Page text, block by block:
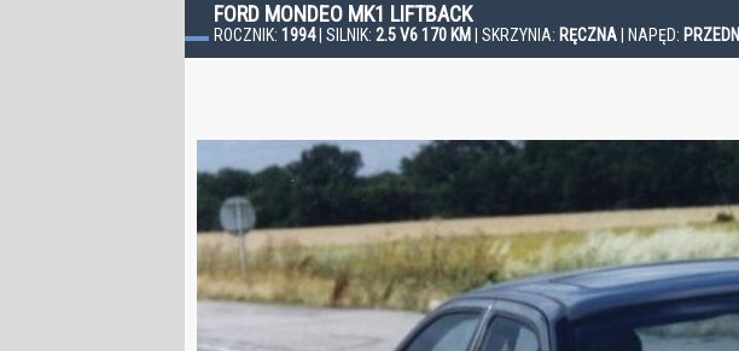
FORD MONDEO MK1 LIFTBACK
ROCZNIK: 1994| SILNIK: 2.5 V6 170 KM | SKRZYNIA: RĘCZNA | NAPĘD: PRZEDNI